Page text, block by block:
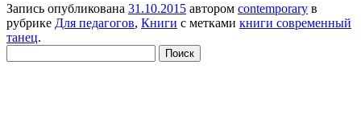
Запись опубликована 31.10.2015 автором contemporary в
рубрике Для педагогов, Книги с метками книги современный
танец.